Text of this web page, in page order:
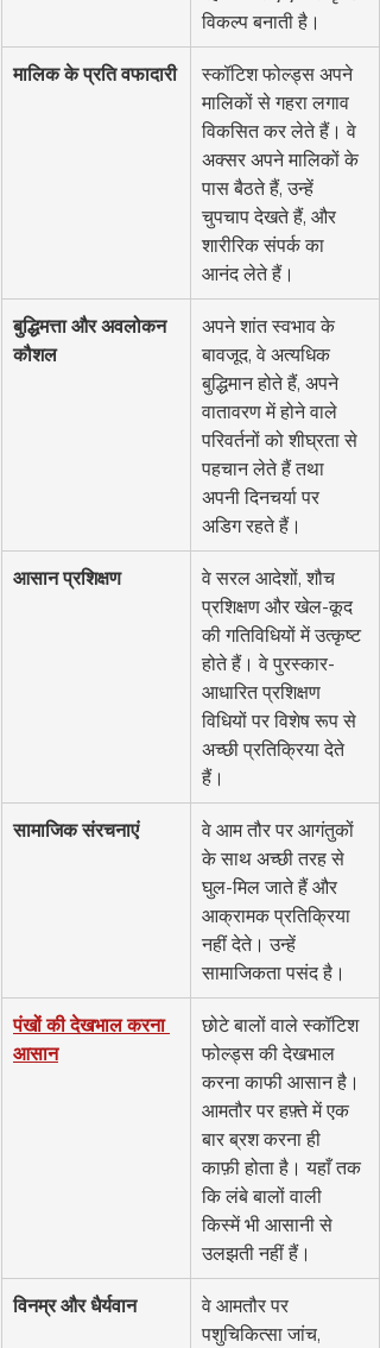
विकल्प बनाती है।
मालिक के प्रति वफादारी
स्कॉटिश फोल्ड्स अपने
मालिकों से गहरा लगाव
विकसित कर लेते हैं। वे
अक्सर अपने मालिकों के
पास बैठते हैं, उन्हें
चुपचाप देखते हैं, और
शारीरिक संपर्क का
आनंद लेते हैं।
बुद्धिमत्ता और अवलोकन
कौशल
अपने शांत स्वभाव के
बावजूद, वे अत्यधिक
बुद्धिमान होते हैं, अपने
वातावरण में होने वाले
परिवर्तनों को शीघ्रता से
पहचान लेते हैं तथा
अपनी दिनचर्या पर
अडिग रहते हैं।
आसान प्रशिक्षण
वे सरल आदेशों, शौच
प्रशिक्षण और खेल-कूद
की गतिविधियों में उत्कृष्ट
होते हैं। वे पुरस्कार-
आधारित प्रशिक्षण
विधियों पर विशेष रूप से
अच्छी प्रतिक्रिया देते
हैं।
सामाजिक संरचनाएं
वे आम तौर पर आगंतुकों
के साथ अच्छी तरह से
घुल-मिल जाते हैं और
आक्रामक प्रतिक्रिया
नहीं देते। उन्हें
सामाजिकता पसंद है।
पंखों की देखभाल करना
आसान
छोटे बालों वाले स्कॉटिश
फोल्ड्स की देखभाल
करना काफी आसान है।
आमतौर पर हफ़्ते में एक
बार ब्रश करना ही
काफ़ी होता है। यहाँ तक
कि लंबे बालों वाली
किस्में भी आसानी से
उलझती नहीं हैं।
विनम्र और धैर्यवान
वे आमतौर पर
पशुचिकित्सा जांच,